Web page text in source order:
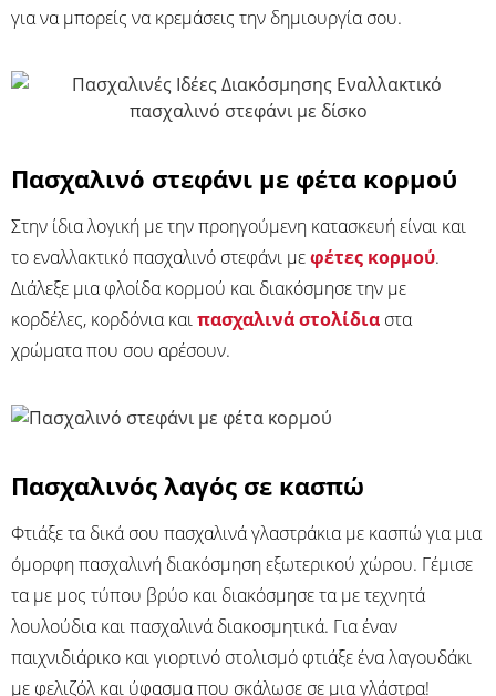
για να μπορείς να κρεμάσεις την δημιουργία σου.
Πασχαλινό στεφάνι με φέτα κορμού
Στην ίδια λογική με την προηγούμενη κατασκευή είναι και
το εναλλακτικό πασχαλινό στεφάνι μεφέτες κορμού.
Διάλεξε μια φλοίδα κορμού και διακόσμησε την με
κορδέλες, κορδόνια καιπασχαλινά στολίδια στα
χρώματα που σου αρέσουν.
Πασχαλινός λαγός σε κασπώ
Φτιάξε τα δικά σου πασχαλινά γλαστράκια με κασπώ για μια
όμορφη πασχαλινή διακόσμηση εξωτερικού χώρου. Γέμισε
τα με μος τύπου βρύο και διακόσμησε τα με τεχνητά
λουλούδια και πασχαλινά διακοσμητικά. Για έναν
παιχνιδιάρικο και γιορτινό στολισμό φτιάξε ένα λαγουδάκι
με φελιζόλ και ύφασμα που σκάλωσε σε μια γλάστρα!